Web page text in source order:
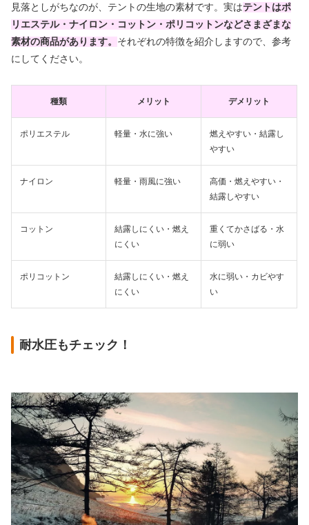
見落としがちなのが、テントの生地の素材です。実はテントはポ
リエステル・ナイロン・コットン・ポリコットンなどさまざまな
素材の商品があります。 それぞれの特徴を紹介しますので、参考
にしてください。
種類 メリット デメリット
ポリエステル 軽量・水に強い
燃えやすい・結露し
やすい
ナイロン 軽量・雨風に強い
高価・燃えやすい・
結露しやすい
コットン
結露しにくい・燃え
にくい
重くてかさばる・水
に弱い
ポリコットン
結露しにくい・燃え
にくい
水に弱い・カビやす
い
耐水圧もチェック！